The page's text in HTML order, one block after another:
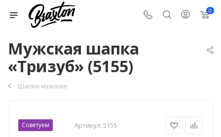
0
Мужская шапка
«Тризуб» (5155)
Шапки мужские
Советуем Артикул: 5155